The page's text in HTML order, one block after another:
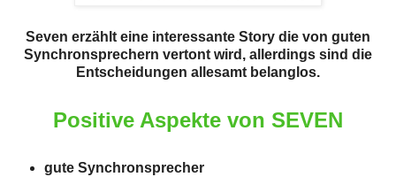
Seven erzählt eine interessante Story die von guten
Synchronsprechern vertont wird, allerdings sind die
Entscheidungen allesamt belanglos.
Positive Aspekte von SEVEN
gute Synchronsprecher